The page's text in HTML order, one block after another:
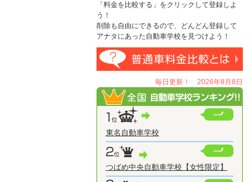
「料金を比較する」をクリックして登録しよ
う！
削除も自由にできるので、どんどん登録して
アナタにあった自動車学校を見つけよう！
毎日更新！ 2026年8月8日
東名自動車学校
つばめ中央自動車学校【女性限定】